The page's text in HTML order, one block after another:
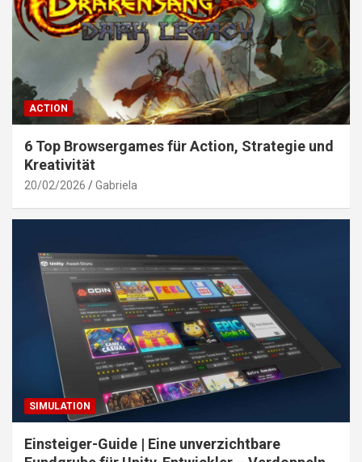
ACTION
6 Top Browsergames für Action, Strategie und
Kreativität
20/02/2026 Gabriela
SIMULATION
Einsteiger-Guide | Eine unverzichtbare